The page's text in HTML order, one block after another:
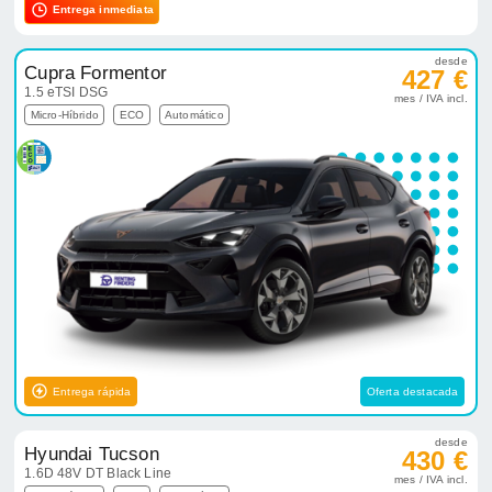
Entrega inmediata
Cupra Formentor
1.5 eTSI DSG
Micro-Híbrido ECO Automático
desde
427 €
mes / IVA incl.
Entrega rápida Oferta destacada
Hyundai Tucson
1.6D 48V DT Black Line
desde
430 €
mes / IVA incl.